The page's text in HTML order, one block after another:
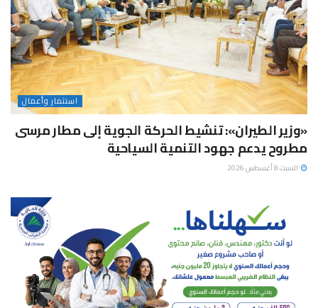
استثمار وأعمال
«وزير الطيران»: تنشيط الحركة الجوية إلى مطار مرسى
مطروح يدعم جهود التنمية السياحية
السبت 8 أغسطس 2026